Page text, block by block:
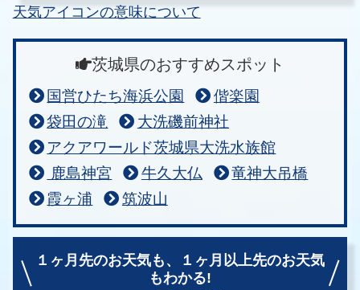
天気アイコンの意味について
茨城県のおすすめスポット
国営ひたち海浜公園
偕楽園
袋田の滝
大洗磯前神社
アクアワールド茨城県大洗水族館
鹿島神宮
牛久大仏
竜神大吊橋
霞ヶ浦
筑波山
１ヶ月先のお天気も、
１ヶ月以上先のお天気
もわかる!